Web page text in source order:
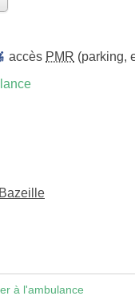
accès PMR (parking,
à l'ambulance